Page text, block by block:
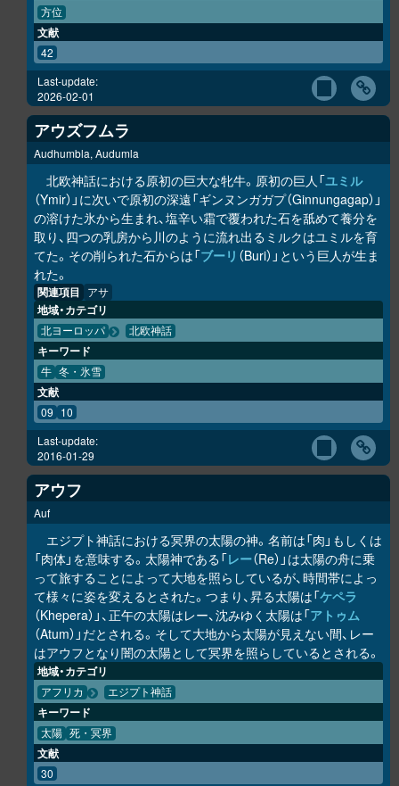
方位
文献
42
Last-update:
2026-02-01
アウズフムラ
Audhumbla, Audumla
北欧神話における原初の巨大な牝牛。原初の巨人「ユミル
（Ymir）」に次いで原初の深遠「ギンヌンガガプ（Ginnungagap）」
の溶けた氷から生まれ、塩辛い霜で覆われた石を舐めて養分を
取り、四つの乳房から川のように流れ出るミルクはユミルを育
てた。その削られた石からは「ブーリ （Buri）」という巨人が生ま
れた。
関連項目 アサ
地域・カテゴリ
北ヨーロッパ 北欧神話
キーワード
牛 冬・氷雪
文献
09 10
Last-update:
2016-01-29
アウフ
Auf
エジプト神話における冥界の太陽の神。名前は「肉」もしくは
「肉体」を意味する。太陽神である「レー（Re）」は太陽の舟に乗
って旅することによって大地を照らしているが、時間帯によっ
て様々に姿を変えるとされた。つまり、昇る太陽は「ケペラ
（Khepera）」、正午の太陽はレー、沈みゆく太陽は「アトゥム
（Atum）」だとされる。そして大地から太陽が見えない間、レー
はアウフとなり闇の太陽として冥界を照らしているとされる。
地域・カテゴリ
アフリカ エジプト神話
キーワード
太陽 死・冥界
文献
30